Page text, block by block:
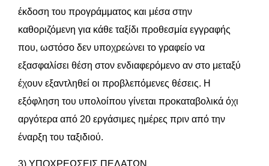
έκδοση του προγράμματος και μέσα στην
καθοριζόμενη για κάθε ταξίδι προθεσμία εγγραφής
που, ωστόσο δεν υποχρεώνει το γραφείο να
εξασφαλίσει θέση στον ενδιαφερόμενο αν στο μεταξύ
έχουν εξαντληθεί οι προβλεπόμενες θέσεις. Η
εξόφληση του υπολοίπου γίνεται προκαταβολικά όχι
αργότερα από 20 εργάσιμες ημέρες πριν από την
έναρξη του ταξιδιού.
3) ΥΠΟΧΡΕΩΣΕΙΣ ΠΕΛΑΤΩΝ